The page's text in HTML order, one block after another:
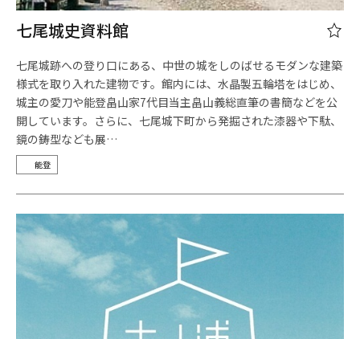
七尾城史資料館
七尾城跡への登り口にある、中世の城をしのばせるモダンな建築
様式を取り入れた建物です。館内には、水晶製五輪塔をはじめ、
城主の愛刀や能登畠山家7代目当主畠山義総直筆の書簡などを公
開しています。さらに、七尾城下町から発掘された漆器や下駄、
鏡の鋳型なども展…
能登